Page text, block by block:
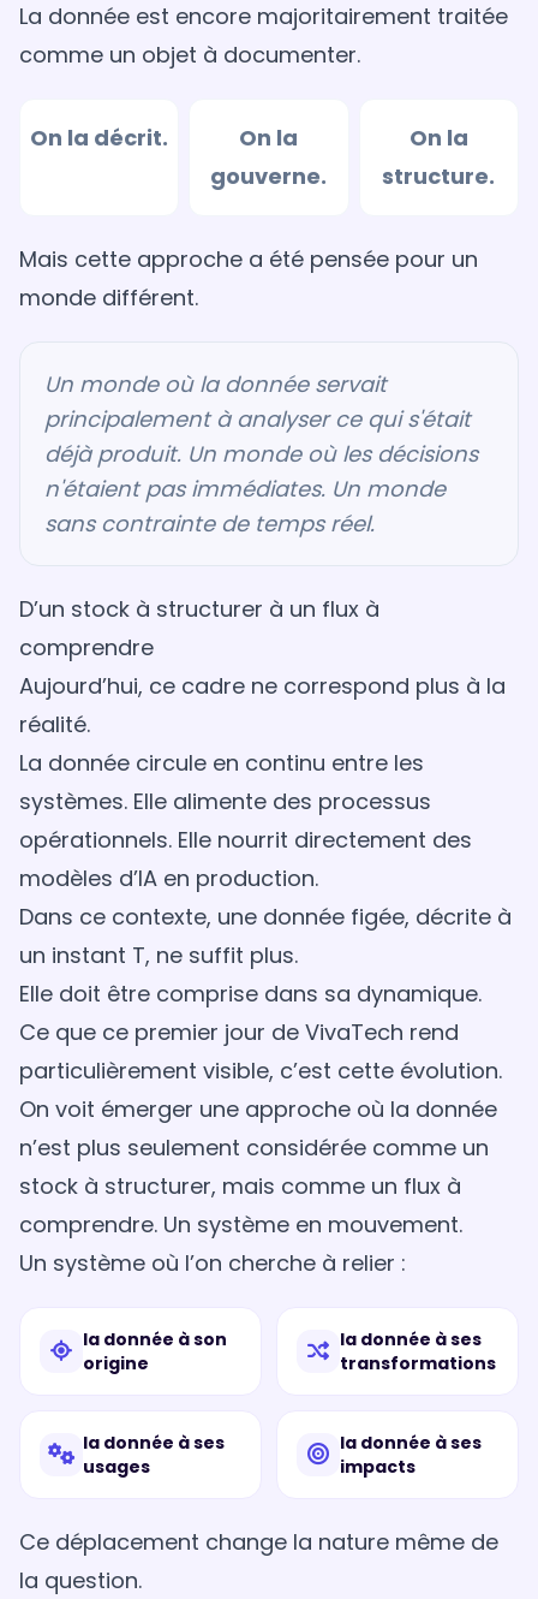
La donnée est encore majoritairement traitée
comme un objet à documenter.
On la décrit.
On la
gouverne.
On la
structure.
Mais cette approche a été pensée pour un
monde différent.
Un monde où la donnée servait
principalement à analyser ce qui s'était
déjà produit. Un monde où les décisions
n'étaient pas immédiates. Un monde
sans contrainte de temps réel.
D’un stock à structurer à un flux à
comprendre
Aujourd’hui, ce cadre ne correspond plus à la
réalité.
La donnée circule en continu entre les
systèmes. Elle alimente des processus
opérationnels. Elle nourrit directement des
modèles d’IA en production.
Dans ce contexte, une donnée figée, décrite à
un instant T, ne suffit plus.
Elle doit être comprise dans sa dynamique.
Ce que ce premier jour de VivaTech rend
particulièrement visible, c’est cette évolution.
On voit émerger une approche où la donnée
n’est plus seulement considérée comme un
stock à structurer, mais comme un flux à
comprendre. Un système en mouvement.
Un système où l’on cherche à relier :
la donnée à son
origine
la donnée à ses
transformations
la donnée à ses
usages
la donnée à ses
impacts
Ce déplacement change la nature même de
la question.